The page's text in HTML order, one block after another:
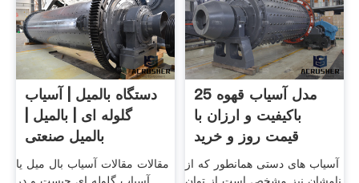
دستگاه بالمیل | آسیاب
گلوله ای | بالمیل |
بالمیل صنعتی
مقالات مقالات آسیاب بال میل یا
25 مدل آسیاب قهوه
باکیفیت و ارزان با
قیمت روز و خرید
آسیاب های دستی همانطور که از